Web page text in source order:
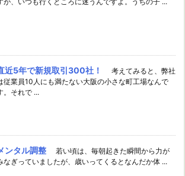
近5年で新規取引300社！
考えてみると、弊社
従業員10人にも満たない大阪の小さな町工場なんで
。それで ...
ンタル調整
若い頃は、毎朝起きた瞬間から力が
なぎっていましたが、歳いってくるとなんだか体 ...